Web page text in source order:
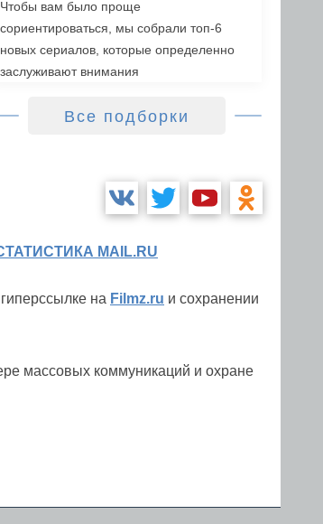
Чтобы вам было проще
сориентироваться, мы собрали топ-6
новых сериалов, которые определенно
заслуживают внимания
Все подборки
MAIL.RU
на Filmz.ru и сохранении
массовых коммуникаций и охране